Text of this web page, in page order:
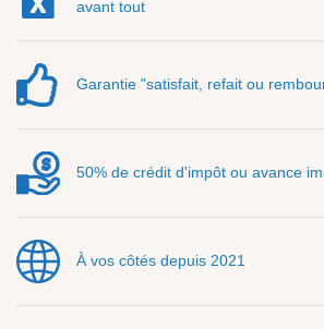
avant tout
Garantie "satisfait, refait ou
50% de crédit d'impôt ou avance
À vos côtés depuis 2021